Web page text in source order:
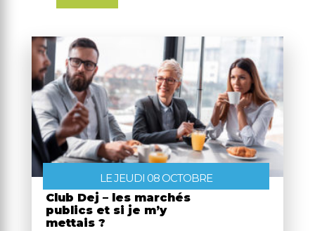
LE JEUDI 08 OCTOBRE
Club Dej – les marchés
publics et si je m’y
mettais ?